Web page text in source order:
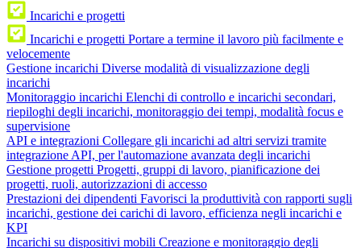
Incarichi e progetti
Incarichi e progetti Portare a termine il lavoro più facilmente e
velocemente
Gestione incarichi Diverse modalità di visualizzazione degli
incarichi
Monitoraggio incarichi Elenchi di controllo e incarichi secondari,
riepiloghi degli incarichi, monitoraggio dei tempi, modalità focus e
supervisione
API e integrazioni Collegare gli incarichi ad altri servizi tramite
integrazione API, per l'automazione avanzata degli incarichi
Gestione progetti Progetti, gruppi di lavoro, pianificazione dei
progetti, ruoli, autorizzazioni di accesso
Prestazioni dei dipendenti Favorisci la produttività con rapporti sugli
incarichi, gestione dei carichi di lavoro, efficienza negli incarichi e
KPI
Incarichi su dispositivi mobili Creazione e monitoraggio degli